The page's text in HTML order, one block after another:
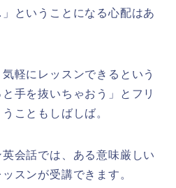
ということになる心配はあ
軽にレッスンできるという
手を抜いちゃおう」とフリ
こともしばしば。
会話では、ある意味厳しい
スンが受講できます。